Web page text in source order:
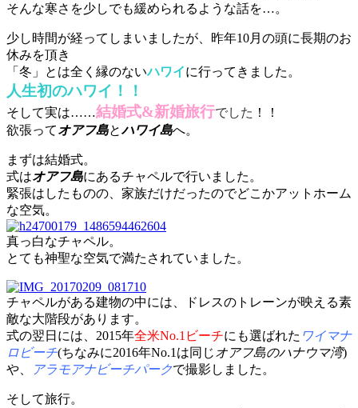
そんな寒さを少しでも緩められるような話を…。
少し時間が経ってしまいましたが、昨年10月の頭に長期のお
休みを頂き
「冬」とは全く縁のないハワイに行ってきました。
人生初のハワイ！！
そして実は……結婚式&新婚旅行でした ！！
欲張ってオアフ島とハワイ島へ。
まずは結婚式。
式はオアフ島にあるチャペルで行いました。
緊張はしたものの、家族だけだったのでどこかアットホーム
な空気。
真っ白なチャペル。
とても神聖な空気で満たされていました。
チャペルがある建物の中には、ドレスのトレーンが映える素
敵な大階段があります。
式の翌日には、2015年全米No.1ビーチにも選ばれた ワイマナ
ロビーチ(ちなみに2016年No.1は同じオアフ島のハナウマ湾)
や、
アラモアナビーチパークで撮影しました。
そして旅行。